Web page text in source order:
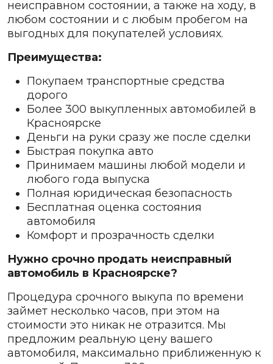
неисправном состоянии, а также на ходу, в
любом состоянии и с любым пробегом на
выгодных для покупателей условиях.
Преимущества:
Покупаем транспортные средства
дорого
Более 300 выкупленных автомобилей в
Красноярске
Деньги на руки сразу же после сделки
Быстрая покупка авто
Принимаем машины любой модели и
любого года выпуска
Полная юридическая безопасность
Бесплатная оценка состояния
автомобиля
Комфорт и прозрачность сделки
Нужно срочно продать неисправный
автомобиль в Красноярске?
Процедура срочного выкупа по времени
займет несколько часов, при этом на
стоимости это никак не отразится. Мы
предложим реальную цену вашего
автомобиля, максимально приближенную к